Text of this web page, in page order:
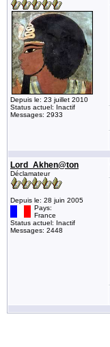
Depuis le: 23 juillet 2010
Status actuel: Inactif
Messages: 2933
Lord_Akhen@ton
Déclamateur
Depuis le: 28 juin 2005
Pays:
France
Status actuel: Inactif
Messages: 2448